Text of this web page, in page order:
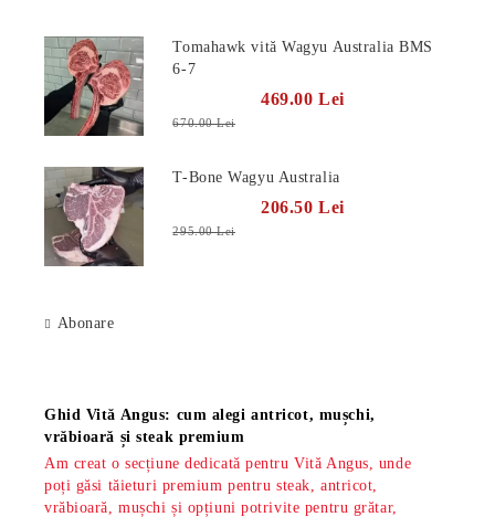
Tomahawk vită Wagyu Australia BMS
6-7
469.00 Lei
670.00 Lei
T-Bone Wagyu Australia
206.50 Lei
295.00 Lei
Abonare
Ghid Vită Angus: cum alegi antricot, mușchi,
vrăbioară și steak premium
Am creat o secțiune dedicată pentru Vită Angus, unde
poți găsi tăieturi premium pentru steak, antricot,
vrăbioară, mușchi și opțiuni potrivite pentru grătar,